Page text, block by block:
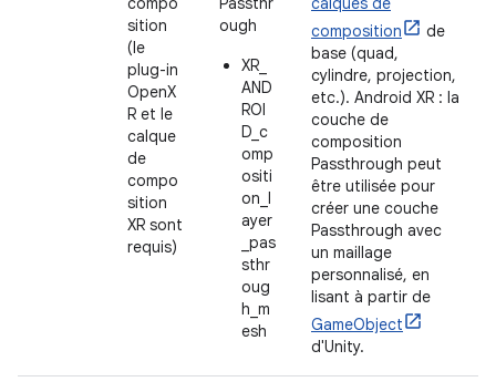
sition
(le
plug-in
OpenX
R et le
calque
de
compo
sition
XR sont
requis)
ough
XR_
AND
ROI
D_c
omp
ositi
on_l
ayer
_pas
sthr
oug
h_m
esh
composition
de
base (quad,
cylindre, projection,
etc.). Android XR : la
couche de
composition
Passthrough peut
être utilisée pour
créer une couche
Passthrough avec
un maillage
personnalisé, en
lisant à partir de
GameObject
d'Unity.